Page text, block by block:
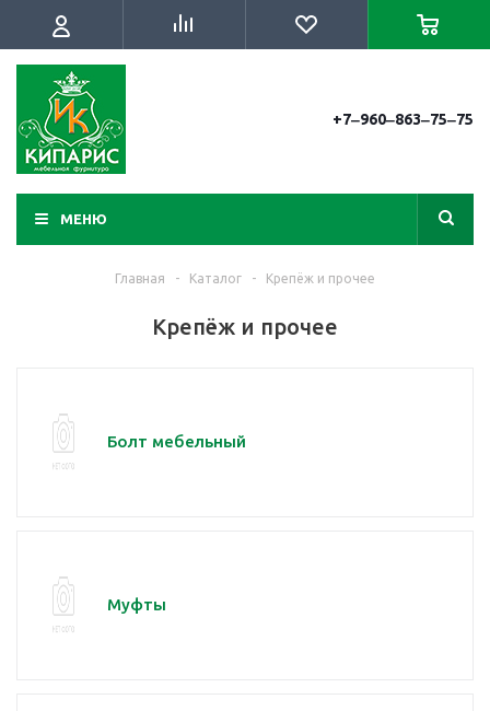
+7‒960‒863‒75‒75
МЕНЮ
Главная - Каталог - Крепёж и прочее
Крепёж и прочее
Болт мебельный
Муфты